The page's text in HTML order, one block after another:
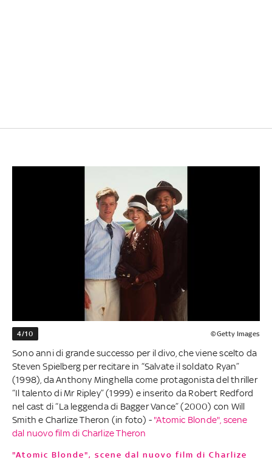
4/10 ©Getty Images
Sono anni di grande successo per il divo, che viene scelto da
Steven Spielberg per recitare in “Salvate il soldato Ryan”
(1998), da Anthony Minghella come protagonista del thriller
“Il talento di Mr Ripley” (1999) e inserito da Robert Redford
nel cast di “La leggenda di Bagger Vance” (2000) con Will
Smith e Charlize Theron (in foto) - "Atomic Blonde", scene
dal nuovo film di Charlize Theron
"Atomic Blonde", scene dal nuovo film di Charlize